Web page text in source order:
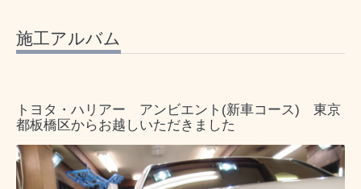
施工アルバム
トヨタ・ハリアー アンビエント(新車コース) 東京
都板橋区からお越しいただきました